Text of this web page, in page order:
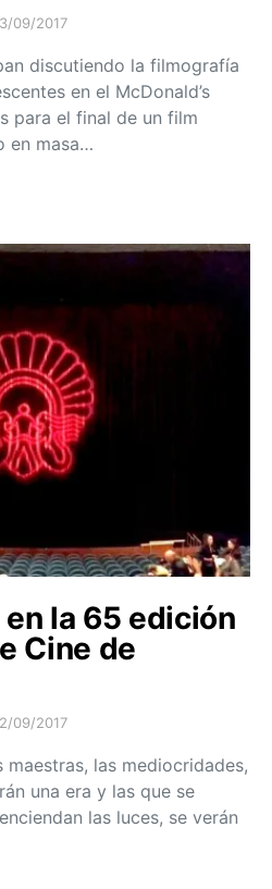
09/2017
discutiendo la filmografía
en el McDonald’s
para el final de un film
en masa…
la 65 edición
Cine de
09/2017
maestras, las mediocridades,
una era y las que se
las luces, se verán